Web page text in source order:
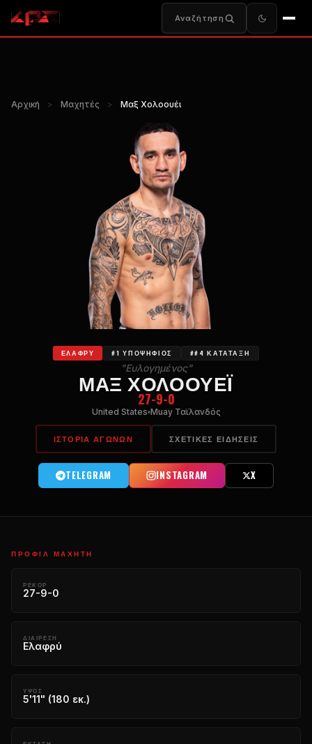
Αναζήτηση
Αρχική > Μαχητές > Μαξ Χολοουέι
ΕΛΑΦΡΎ #1 ΥΠΟΨΉΦΙΟΣ ##4 ΚΑΤΆΤΑΞΗ
"Ευλογημένος"
ΜΑΞ ΧΟΛΟΟΥΈΙ
27-9-0
United States Muay Ταϊλανδός
ΙΣΤΟΡΊΑ ΑΓΏΝΩΝ ΣΧΕΤΙΚΈΣ ΕΙΔΉΣΕΙΣ
TELEGRAM INSTAGRAM X
ΠΡΟΦΊΛ ΜΑΧΗΤΉ
ΡΕΚΌΡ
27-9-0
ΔΙΑΊΡΕΣΗ
Ελαφρύ
ΎΨΟΣ
5'11" (180 εκ.)